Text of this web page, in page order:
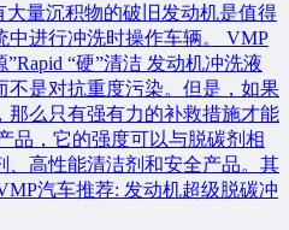
大量沉积物的破旧发动机是值得
中进行冲洗时操作车辆。 VMP
“硬”清洁 发动机冲洗液
不是对抗重度污染。但是，如果
那么只有强有力的补救措施才能
品，它的强度可以与脱碳剂相
、高性能清洁剂和安全产品。其
汽车推荐: 发动机超级脱碳冲